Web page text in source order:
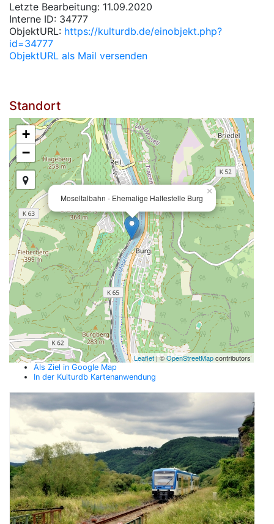
Letzte Bearbeitung: 11.09.2020
Interne ID: 34777
ObjektURL: https://kulturdb.de/einobjekt.php?
id=34777
ObjektURL als Mail versenden
Standort
Moseltalbahn - Ehemalige Haltestelle Burg
×
+
−
Leaflet| ©OpenStreetMapcontributors
Als Ziel in Google Map
In der Kulturdb Kartenanwendung